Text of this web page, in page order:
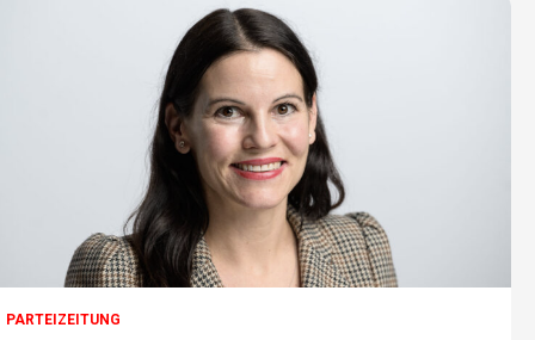
PARTEIZEITUNG